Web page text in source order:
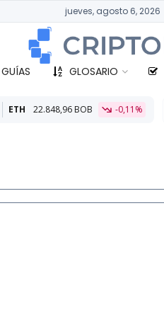
jueves, agosto 6, 2026
GLOSARIO
-0,11% Aliado